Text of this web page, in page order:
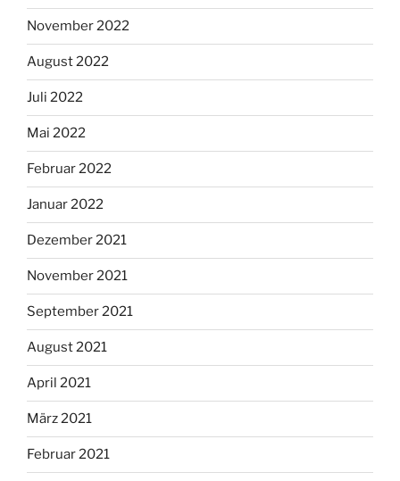
November 2022
August 2022
Juli 2022
Mai 2022
Februar 2022
Januar 2022
Dezember 2021
November 2021
September 2021
August 2021
April 2021
März 2021
Februar 2021